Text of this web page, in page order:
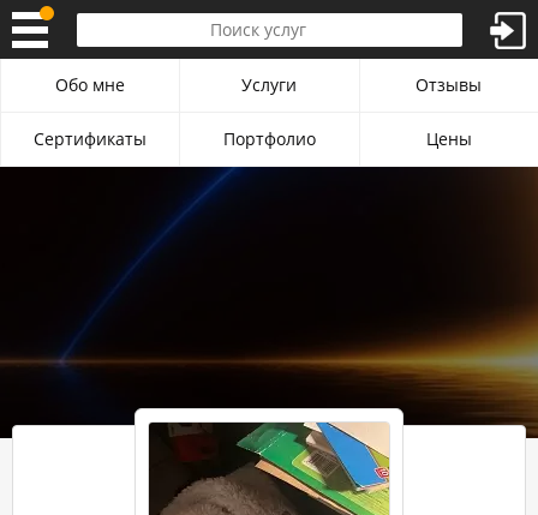
Обо мне Услуги Отзывы
Сертификаты Портфолио Цены